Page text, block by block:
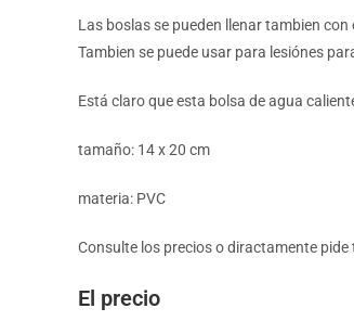
Las boslas se pueden llenar tambien
Tambien se puede usar para lesiónes
Está claro que esta bolsa de agua
tamaño: 14 x 20 cm
materia: PVC
Consulte los precios o diractamente pide
El precio